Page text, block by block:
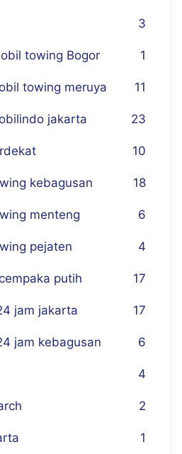
3
towing Bogor 1
towing meruya 11
jakarta 23
10
kebagusan 18
menteng 6
pejaten 4
putih 17
jam jakarta 17
jam kebagusan 6
4
2
1